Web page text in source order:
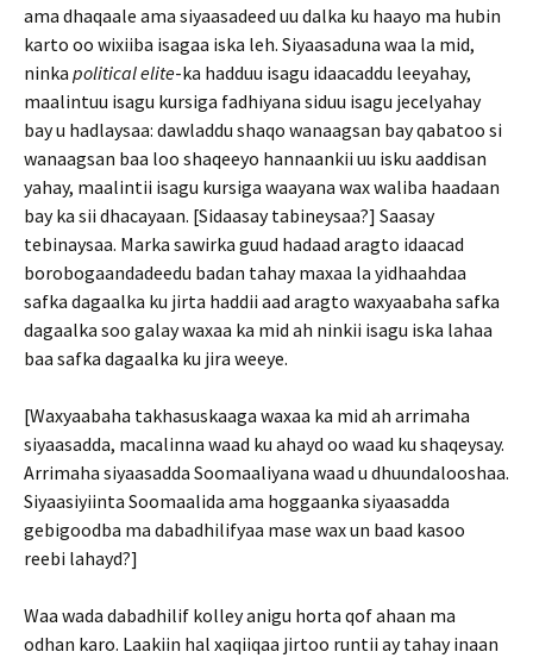
ama dhaqaale ama siyaasadeed uu dalka ku haayo ma hubin
karto oo wixiiba isagaa iska leh. Siyaasaduna waa la mid,
ninka political elite-ka hadduu isagu idaacaddu leeyahay,
maalintuu isagu kursiga fadhiyana siduu isagu jecelyahay
bay u hadlaysaa: dawladdu shaqo wanaagsan bay qabatoo si
wanaagsan baa loo shaqeeyo hannaankii uu isku aaddisan
yahay, maalintii isagu kursiga waayana wax waliba haadaan
bay ka sii dhacayaan. [Sidaasay tabineysaa?] Saasay
tebinaysaa. Marka sawirka guud hadaad aragto idaacad
borobogaandadeedu badan tahay maxaa la yidhaahdaa
safka dagaalka ku jirta haddii aad aragto waxyaabaha safka
dagaalka soo galay waxaa ka mid ah ninkii isagu iska lahaa
baa safka dagaalka ku jira weeye.
[Waxyaabaha takhasuskaaga waxaa ka mid ah arrimaha
siyaasadda, macalinna waad ku ahayd oo waad ku shaqeysay.
Arrimaha siyaasadda Soomaaliyana waad u dhuundalooshaa.
Siyaasiyiinta Soomaalida ama hoggaanka siyaasadda
gebigoodba ma dabadhilifyaa mase wax un baad kasoo
reebi lahayd?]
Waa wada dabadhilif kolley anigu horta qof ahaan ma
odhan karo. Laakiin hal xaqiiqaa jirtoo runtii ay tahay inaan